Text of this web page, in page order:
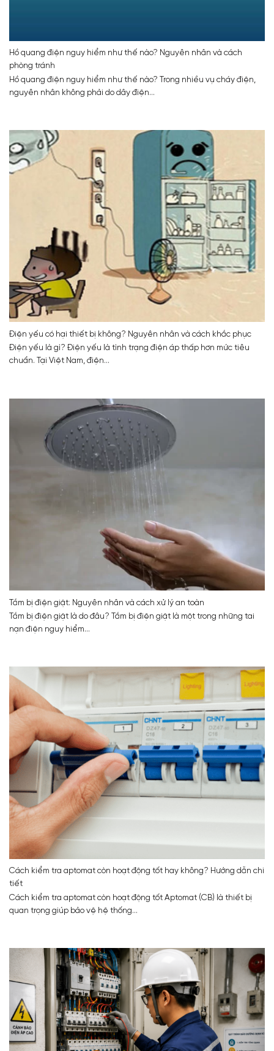
Hồ quang điện nguy hiểm như thế nào? Nguyên nhân và cách
phòng tránh
Hồ quang điện nguy hiểm như thế nào? Trong nhiều vụ cháy điện,
nguyên nhân không phải do dây điện...
Điện yếu có hại thiết bị không? Nguyên nhân và cách khắc phục
Điện yếu là gì? Điện yếu là tình trạng điện áp thấp hơn mức tiêu
chuẩn. Tại Việt Nam, điện...
Tắm bị điện giật: Nguyên nhân và cách xử lý an toàn
Tắm bị điện giật là do đâu? Tắm bị điện giật là một trong những tai
nạn điện nguy hiểm...
Cách kiểm tra aptomat còn hoạt động tốt hay không? Hướng dẫn chi
tiết
Cách kiểm tra aptomat còn hoạt động tốt Aptomat (CB) là thiết bị
quan trọng giúp bảo vệ hệ thống...